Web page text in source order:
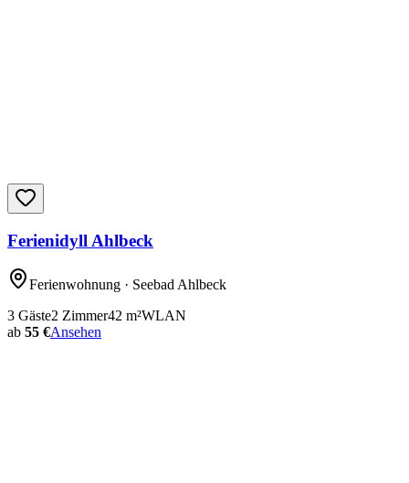
Ferienidyll Ahlbeck
Ferienwohnung · Seebad Ahlbeck
3 Gäste2 Zimmer42 m²WLAN
ab 55 €Ansehen